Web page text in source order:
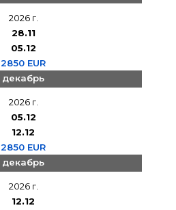
2026 г.
28.11
05.12
2850 EUR
декабрь
2026 г.
05.12
12.12
2850 EUR
декабрь
2026 г.
12.12